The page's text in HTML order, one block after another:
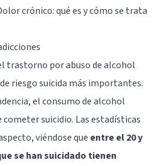
crónico: qué es y cómo se trata
trastorno por abuso de alcohol
riesgo suicida más importantes.
el consumo de alcohol
suicidio. Las estadísticas
viéndose que entre el 20 y
se han suicidado tienen